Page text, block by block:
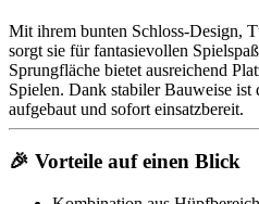
Mit ihrem bunten Schloss-Design,
sorgt sie für fantasievollen
Sprungfläche bietet ausreichend
Spielen. Dank stabiler Bauweise
aufgebaut und sofort einsatzbereit.
🎉 Vorteile auf einen Blick